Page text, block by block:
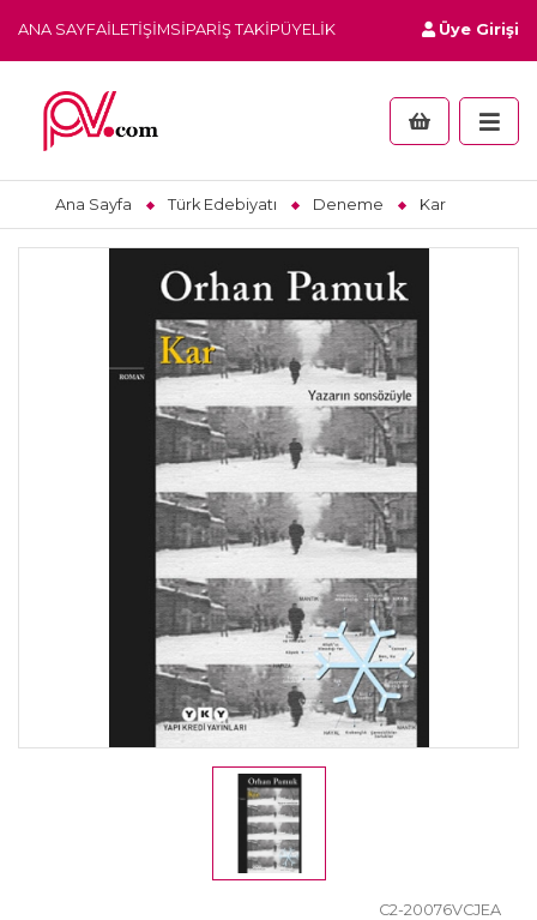
ANA SAYFAİLETIŞIMSIPARIŞ TAKIPÜYELIK Üye Girişi
Ana Sayfa Türk Edebiyatı Deneme Kar
C2-20076VCJEA